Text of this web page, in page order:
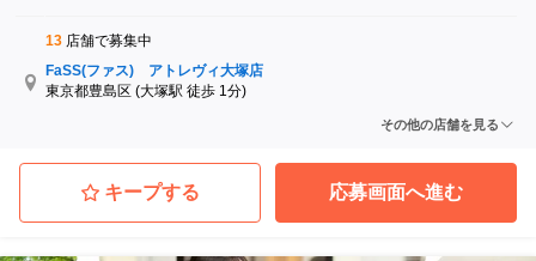
13 店舗で募集中
FaSS(ファス) アトレヴィ大塚店
東京都豊島区 (大塚駅 徒歩 1分)
FaSS(ファス) ヤエチカ店
東京都中央区
(東京駅 徒歩 8分)
FaSS(ファス) 二子玉川ライズＳ．Ｃ．店
東京都世田谷区 (二子玉川駅 徒歩 5分)
FaSS(ファス) 三軒茶屋店
その他の店舗を見る
キープする 応募画面へ進む